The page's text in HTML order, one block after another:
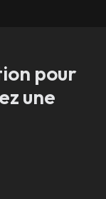
pour
une